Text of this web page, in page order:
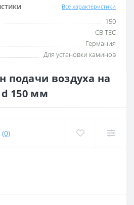
Все характеристики
150
CB-TEC
Германия
Для установки каминов
подачи воздуха на
d 150 мм
(0)